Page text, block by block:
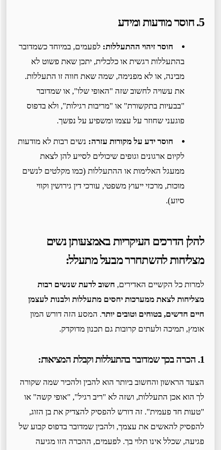
5. חוסר מודעות ומידע
חוסר זיהוי ההתעללות:לפעמים, במיוחד כשמדובר
בהתעללות רגשית או כלכלית, יתכן שאת פשוט לא
מבינה, או לא מפנימה, שמה שאת חווה זו התעללות.
את עשויה לחשוב שזה "האופי שלו", או שמדובר
"בבעיות בתקשורת" או "מריבות רגילות", ולא בדפוס
פוגעני שחוזר על עצמו ומשפיע על נפשך.
חוסר ידע על מקורות עזרה:נשים רבות לא מודעות
לקיום ארגונים וגופים שיכולים לסייע להן לצאת
ממעגל האלימות או ההתעללות (כמו מקלטים לנשים
מוכות, מרכזי ייעוץ משפטי, עורכי דין גירושין וקווי
סיוע).
להלן הדרכים העיקריות באמצעותן נשים
מצליחות להשתחרר מבעל מתעלל:
למרות כל הקשיים האדירים,חשוב לדעת שנשים רבות
מצליחות לצאת ממערכות יחסים מתעללות ולבנות לעצמן
חיים חדשים, בטוחים וטובים יותר. המסע הזה דורש המון
אומץ, תמיכה ולעתים קרובות גם תכנון מדוקדק.
1. הכרה בכך שמדובר בהתעללות וקבלת המציאות:
הצעד הראשון והחשוב ביותר הוא להבין ולהכיר שמה שקורה
לך הוא אכן התעללות, ושזה לא "ריב רגיל", "אופי קשה" או
"טעות חד פעמית". זה דורש להפסיק להצדיק את בן הזוג,
להפסיק להאשים את עצמך, ולהבין שמדובר בדפוס קבוע של
פגיעה, שכלל אינו תלוי בך. לפעמים, ההכרה הזו מגיעה